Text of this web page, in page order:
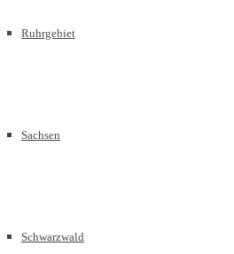
Ruhrgebiet
Sachsen
Schwarzwald